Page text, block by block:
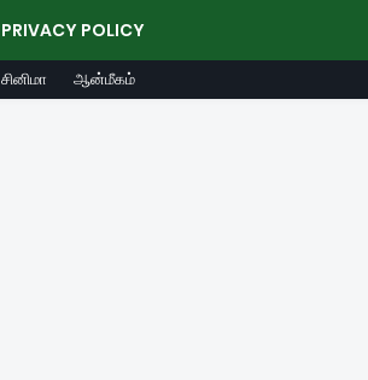
PRIVACY POLICY
சினிமா ஆன்மீகம்